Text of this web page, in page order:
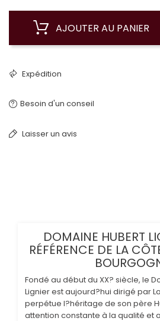
AJOUTER AU PANIER
Expédition
Besoin d'un conseil
Laisser un avis
DOMAINE HUBERT
RÉFÉRENCE DE LA
Fondé au début du XX? siècle, le
Lignier est aujourd?hui dirigé par
perpétue l?héritage de son père
attention constante à la qualité et